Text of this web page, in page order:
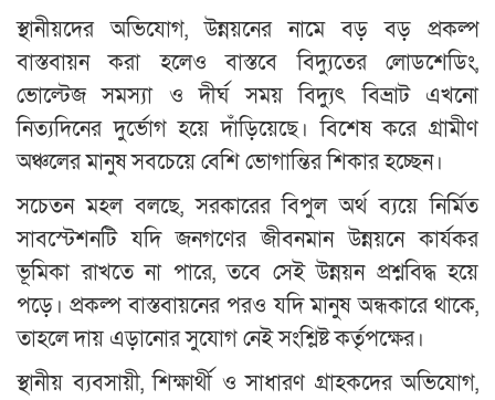
স্থানীয়দের অভিযোগ, উন্নয়নের নামে বড় বড় প্রকল্প
বাস্তবায়ন করা হলেও বাস্তবে বিদ্যুতের লোডশেডিং,
ভোল্টেজ সমস্যা ও দীর্ঘ সময় বিদ্যুৎ বিভ্রাট এখনো
নিত্যদিনের দুর্ভোগ হয়ে দাঁড়িয়েছে। বিশেষ করে গ্রামীণ
অঞ্চলের মানুষ সবচেয়ে বেশি ভোগান্তির শিকার হচ্ছেন।
সচেতন মহল বলছে, সরকারের বিপুল অর্থ ব্যয়ে নির্মিত
সাবস্টেশনটি যদি জনগণের জীবনমান উন্নয়নে কার্যকর
ভূমিকা রাখতে না পারে, তবে সেই উন্নয়ন প্রশ্নবিদ্ধ হয়ে
পড়ে। প্রকল্প বাস্তবায়নের পরও যদি মানুষ অন্ধকারে থাকে,
তাহলে দায় এড়ানোর সুযোগ নেই সংশ্লিষ্ট কর্তৃপক্ষের।
স্থানীয় ব্যবসায়ী, শিক্ষার্থী ও সাধারণ গ্রাহকদের অভিযোগ,